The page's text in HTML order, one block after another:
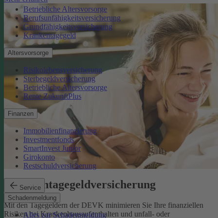
Betriebliche Altersvorsorge
Berufsunfähigkeitsversicherung
Grundfähigkeitsversicherung
Krankentagegeld
Altersvorsorge
Risikolebensversicherung
Sterbegeldversicherung
Betriebliche Altersvorsorge
Rente ZukunftPlus
Finanzen
Immobilienfinanzierung
Investmentfonds
SmartInvest Junior
Girokonto
Restschuldversicherung
Service
Schadenmeldung
Alles zur Schadenmeldung
Krankentagegeldversicherung
Mit den Tagegeldern der DEVK minimieren Sie Ihre finanziellen
Risiken bei Krankenhausaufenthalten und unfall- oder